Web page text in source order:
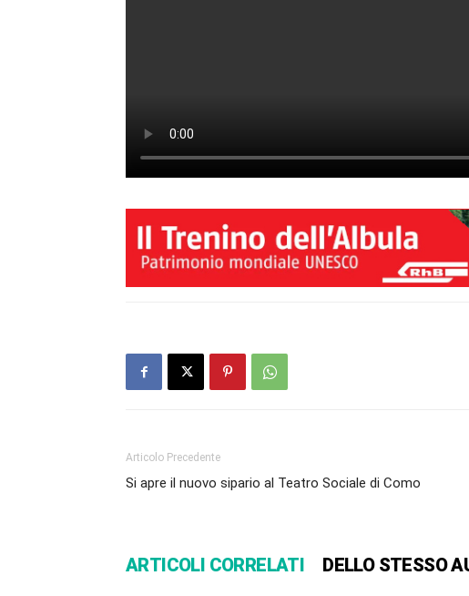
Articolo Precedente
Si apre il nuovo sipario al Teatro Sociale di Como
ARTICOLI CORRELATI DELLO STESSO